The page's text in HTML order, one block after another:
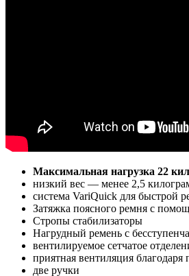
Максимальная нагрузка 22
низкий вес — менее 2,5
система VariQuick для быстрой
Затяжка поясного ремня с
Стропы стабилизаторы
Нагрудный ремень с
вентилируемое сетчатое
приятная вентиляция
две ручки